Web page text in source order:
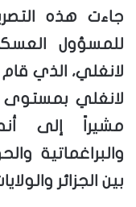
جاءت هذه
للمسؤول
لانغلي، الذي قام
لانغلي بمستوى
مشيراً إلى
والبراغماتية
بين الجزائر